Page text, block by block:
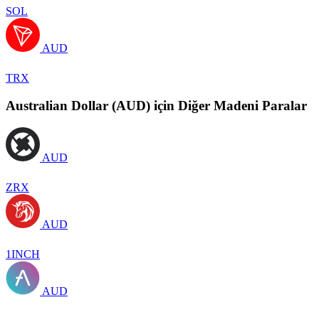
SOL
AUD
TRX
Australian Dollar (AUD) için Diğer Madeni Paralar
AUD
ZRX
AUD
1INCH
AUD